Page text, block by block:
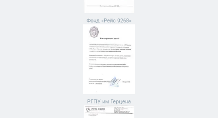
Фонд «Рейс 9268»
РГПУ им Герцена